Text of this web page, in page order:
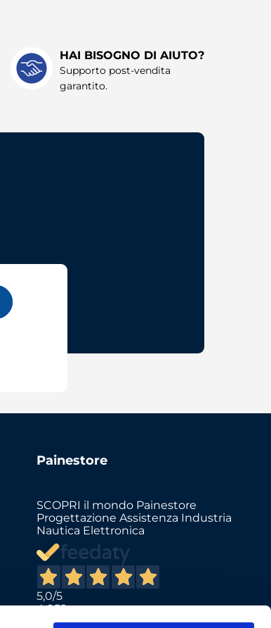
HAI BISOGNO DI AIUTO?
Supporto post-vendita
garantito.
Painestore
SCOPRI il mondo Painestore
Progettazione Assistenza Industria
Nautica Elettronica
5,0/5
4.059
Il totale delle recensioni indicate